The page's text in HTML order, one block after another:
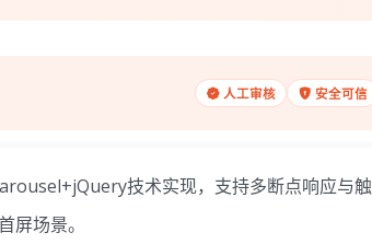
人工审核 安全可信
技术实现，支持多断点响应与触
屏场景。